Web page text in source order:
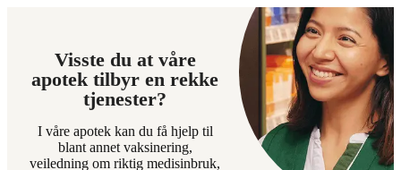
Visste du at våre
apotek tilbyr en rekke
tjenester?
I våre apotek kan du få hjelp til
blant annet vaksinering,
veiledning om riktig medisinbruk,